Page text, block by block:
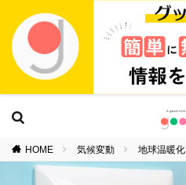
HOME 気候変動 地球温暖化